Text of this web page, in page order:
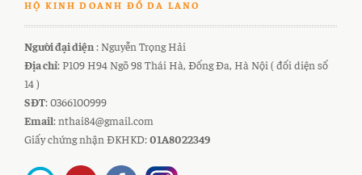
HỘ KINH DOANH ĐỒ DA LANO
Người đại diện : Nguyễn Trọng Hải
Địa chỉ: P109 H94 Ngõ 98 Thái Hà, Đống Đa, Hà Nội ( đối diện số
14 )
SĐT: 0366100999
Email: nthai84@gmail.com
Giấy chứng nhận ĐKHKD:01A8022349